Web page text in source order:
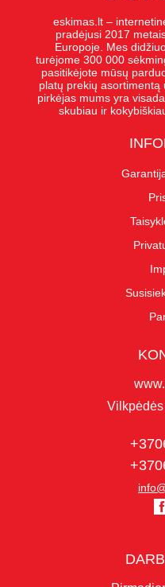
eskimas.lt –
pradėjusi 2017
Europoje. Mes
turėjome 300 000
pasitikėjote mūsų
platų prekių asortimentą
pirkėjas mums yra
skubiau ir